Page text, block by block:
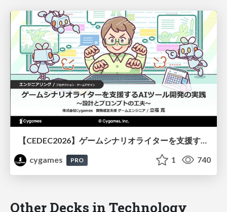
【CEDEC2026】ゲームシナリオライターを支援するAIツール開発の実践 ― 設計とプロンプトの工夫 ―
cygames
PRO 1 740
Other Decks in Technology